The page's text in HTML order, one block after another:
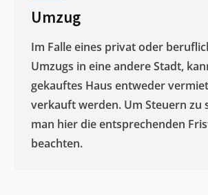
Umzug
Im Falle eines privat oder
Umzugs in eine andere Stadt,
gekauftes Haus entweder
verkauft werden. Um Steuern zu
man hier die entsprechenden
beachten.